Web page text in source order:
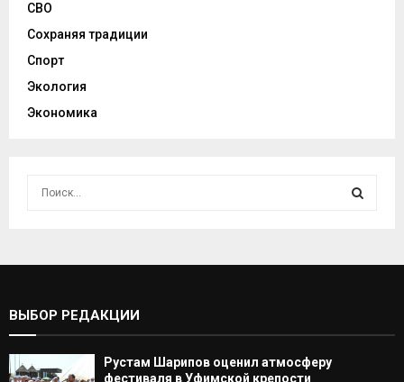
СВО
Сохраняя традиции
Спорт
Экология
Экономика
С
А
ВЫБОР РЕДАКЦИИ
Рустам Шарипов оценил атмосферу
фестиваля в Уфимской крепости